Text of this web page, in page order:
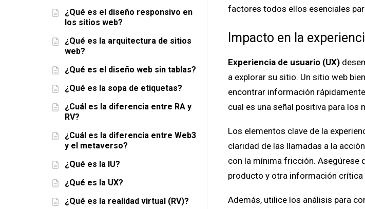
¿Qué es el diseño responsivo en
los sitios web?
¿Qué es la arquitectura de sitios
web?
¿Qué es el diseño web sin tablas?
¿Qué es la sopa de etiquetas?
¿Cuál es la diferencia entre RA y
RV?
¿Cuál es la diferencia entre Web3
y el metaverso?
¿Qué es la IU?
¿Qué es la UX?
¿Qué es la realidad virtual (RV)?
factores todos ellos esenciales
Impacto en la
Experiencia de usuario (UX)
a explorar su sitio. Un sitio web
encontrar información
cual es una señal positiva para los
Los elementos clave de la
claridad de las llamadas a la
con la mínima fricción. Asegúrese
producto y otra información crítica
Además, utilice los análisis para